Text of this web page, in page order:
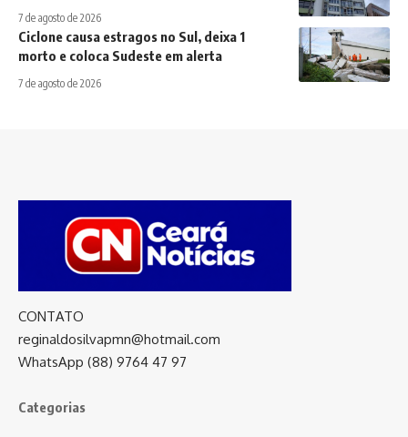
7 de agosto de 2026
Ciclone causa estragos no Sul, deixa 1
morto e coloca Sudeste em alerta
7 de agosto de 2026
CONTATO
reginaldosilvapmn@hotmail.com
WhatsApp (88) 9764 47 97
Categorias